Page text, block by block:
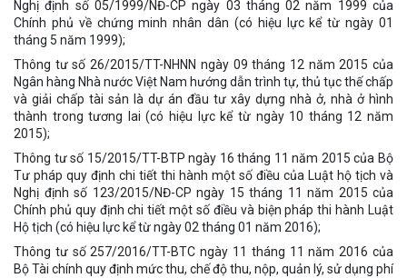
Nghị định số 05/1999/NĐ-CP ngày 03 tháng 02 năm 1999 của
Chính phủ về chứng minh nhân dân (có hiệu lực kể từ ngày 01
tháng 5 năm 1999);
Thông tư số 26/2015/TT-NHNN ngày 09 tháng 12 năm 2015 của
Ngân hàng Nhà nước Việt Nam hướng dẫn trình tự, thủ tục thế chấp
và giải chấp tài sản là dự án đầu tư xây dựng nhà ở, nhà ở hình
thành trong tương lai (có hiệu lực kể từ ngày 10 tháng 12 năm
2015);
Thông tư số 15/2015/TT-BTP ngày 16 tháng 11 năm 2015 của Bộ
Tư pháp quy định chi tiết thi hành một số điều của Luật hộ tịch và
Nghị định số 123/2015/NĐ-CP ngày 15 tháng 11 năm 2015 của
Chính phủ quy định chi tiết một số điều và biện pháp thi hành Luật
Hộ tịch (có hiệu lực kể từ ngày 02 tháng 01 năm 2016);
Thông tư số 257/2016/TT-BTC ngày 11 tháng 11 năm 2016 của
Bộ Tài chính quy định mức thu, chế độ thu, nộp, quản lý, sử dụng phí